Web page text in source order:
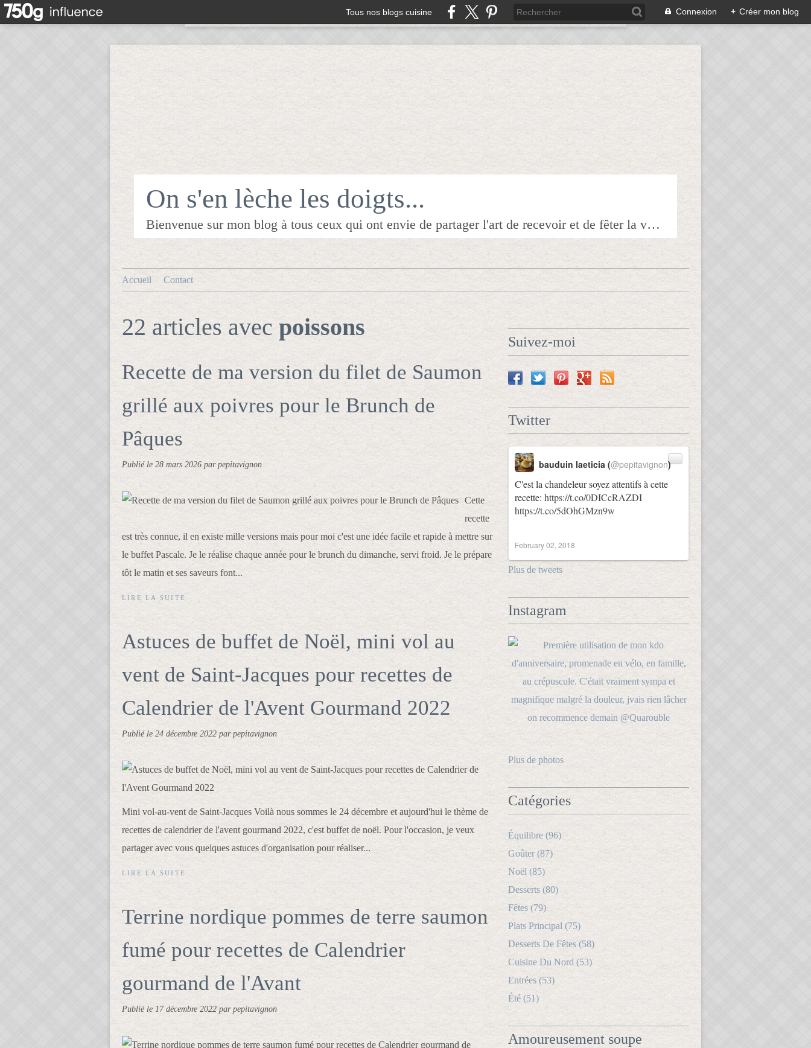
Tous nos blogs cuisine Connexion + Créer mon blog
On s'en lèche les doigts...
Bienvenue sur mon blog à tous ceux qui ont envie de partager l'art de recevoir et de fêter la veille le lendemain.Pour tous les épicuriens, hédonistes et autres amoureux de la bonne chair!!!!j'espère que vous trouverez mes astuces et mes recettes amusantes et que vous prendrez plaisir à les réaliser.n'hésitez surtout pas à me laisser vos réactions ou vos suggestions pour que tout le monde en profite!!!allez maintenant tous à table!!! Pepitavignon.
Accueil Contact
22 articles avecpoissons
Recette de ma version du filet de Saumon
grillé aux poivres pour le Brunch de
Pâques
Publié le 28 mars 2026 par pepitavignon
Cette
recette
est très connue, il en existe mille versions mais pour moi c'est une idée facile et rapide à mettre sur
le buffet Pascale. Je le réalise chaque année pour le brunch du dimanche, servi froid. Je le prépare
tôt le matin et ses saveurs font...
LIRE LA SUITE
Astuces de buffet de Noël, mini vol au
vent de Saint-Jacques pour recettes de
Calendrier de l'Avent Gourmand 2022
Publié le 24 décembre 2022 par pepitavignon
Mini vol-au-vent de Saint-Jacques Voilà nous sommes le 24 décembre et aujourd'hui le thème de
recettes de calendrier de l'avent gourmand 2022, c'est buffet de noël. Pour l'occasion, je veux
partager avec vous quelques astuces d'organisation pour réaliser...
LIRE LA SUITE
Terrine nordique pommes de terre saumon
fumé pour recettes de Calendrier
gourmand de l'Avant
Publié le 17 décembre 2022 par pepitavignon
Suivez-moi
Twitter
C'est la chandeleur soyez attentifs à cette
recette: https://t.co/0DICcRAZDI
https://t.co/5dOhGMzn9w
bauduin laeticia (@pepitavignon)
February 02, 2018
Plus de tweets
Instagram
Plus de photos
Catégories
Équilibre (96)
Goûter (87)
Noël (85)
Desserts (80)
Fêtes (79)
Plats Principal (75)
Desserts De Fêtes (58)
Cuisine Du Nord (53)
Entrées (53)
Été (51)
Amoureusement soupe